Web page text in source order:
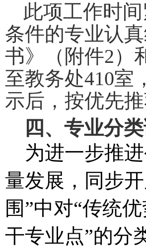
此项工作时
条件的专业认
书》（附件2）
至教务处410室
示后，按优先
四、专业分
为进一步推
量发展，同步
围”中对“传统
干专业点”的分